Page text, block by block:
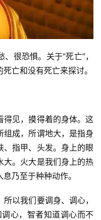
很恐惧。关于“死亡”，
亡和没有死亡来探讨。
得见，摸得着的身体。这
组成，所谓地大，是指身
、指甲、头发。身上的眼
大。火大是我们身上的热
乃至于种种动作。
以我们要调身、调心，
心，智者知道调心而不